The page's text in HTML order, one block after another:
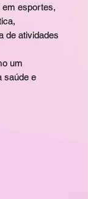
em esportes,
de atividades
um
saúde e